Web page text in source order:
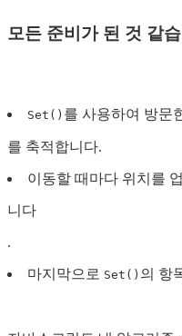
모든 준비가 된 것 같
Set() 를 사용하여 방문
를 축적합니다.
이동할 때마다 위치를
니다
.
마지막으로 Set() 의 항